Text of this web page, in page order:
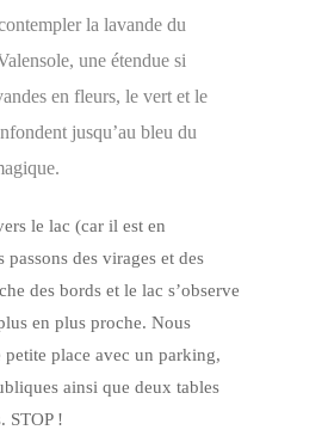
la lavande du
une étendue si
en fleurs, le vert et le
jusqu’au bleu du
le lac (car il est en
passons des virages et des
des bords et le lac s’observe
en plus proche. Nous
petite place avec un parking,
ainsi que deux tables
STOP !